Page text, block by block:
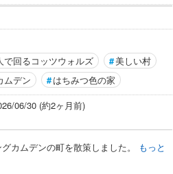
で回るコッツウォルズ #美しい村
ムデン #はちみつ色の家
06/30 (約2ヶ月前)
カムデンの町を散策しました。
もっと